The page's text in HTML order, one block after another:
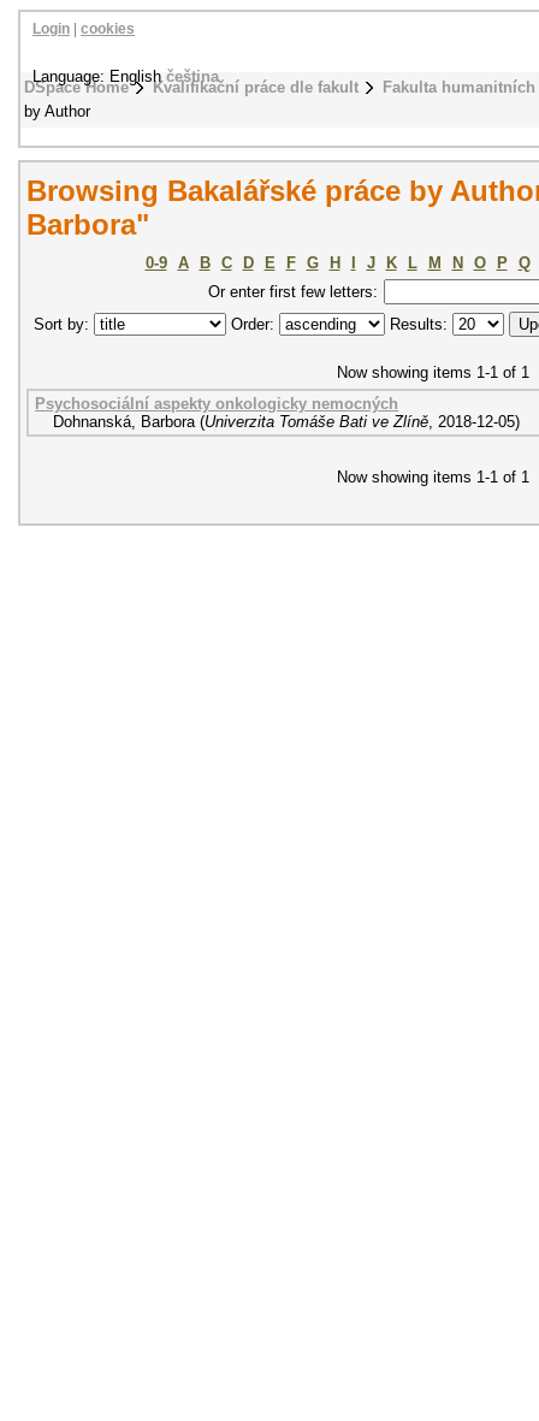
DSpace Home Kvalifikační práce dle fakult
Fakulta
by Author
Login cookies
Language: Englishčeština
Browsing Bakalářské práce by
Barbora"
0-9 A B C D E F G H J K L M N O P
Q
Or enter first few letters:
Sort by:
Order: Results:
Now showing items 1-1 of 1
Psychosociální aspekty onkologicky nemocných
Dohnanská, Barbora (Univerzita Tomáše Bati ve Zlíně, 2018-12-05)
Now showing items 1-1 of 1